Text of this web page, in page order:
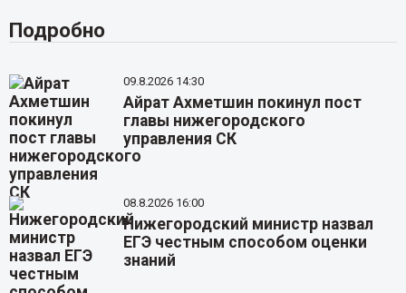
Подробно
09.8.2026 14:30
Айрат Ахметшин покинул пост
главы нижегородского
управления СК
08.8.2026 16:00
Нижегородский министр назвал
ЕГЭ честным способом оценки
знаний